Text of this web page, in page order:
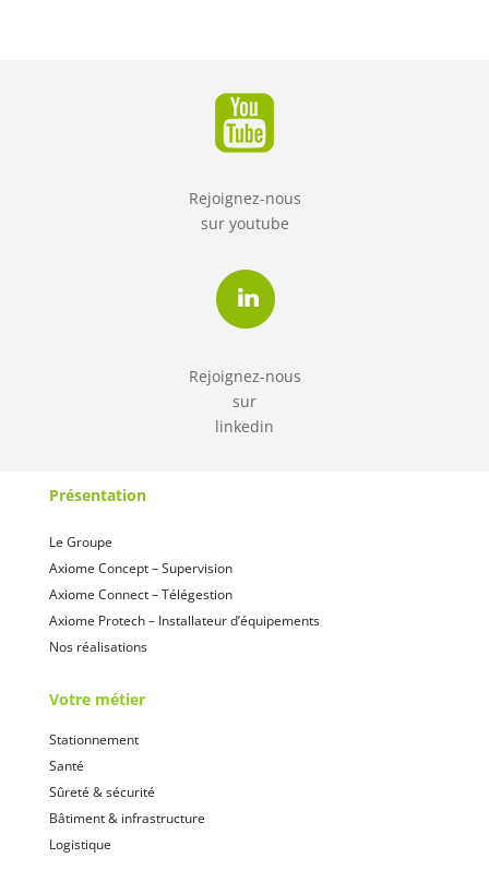
Rejoignez-nous
sur youtube
Rejoignez-nous
sur
linkedin
Présentation
Le Groupe
Axiome Concept – Supervision
Axiome Connect – Télégestion
Axiome Protech – Installateur d’équipements
Nos réalisations
Votre métier
Stationnement
Santé
Sûreté & sécurité
Bâtiment & infrastructure
Logistique